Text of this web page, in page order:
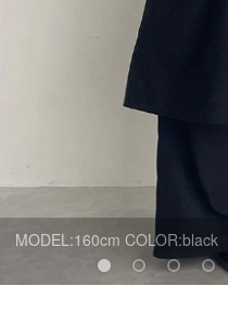
MODEL:160cm COLOR:black